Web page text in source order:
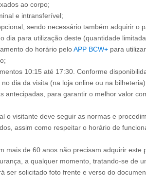
ao corpo;
e intransferível;
sendo necessário também adquirir o
dia para utilização deste (quantidade
do horário peloAPP BCW+ para
10:15 até 17:30. Conforme
no dia da visita (na loja online ou na
antecipadas, para garantir o melhor valor
o visitante deve seguir as normas e
assim como respeitar o horário de
mais de 60 anos não precisam adquirir este
a qualquer momento, tratando-se de
ser solicitado foto frente e verso do